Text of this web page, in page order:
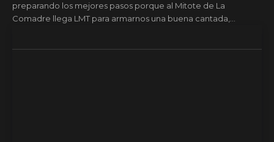
preparando los mejores pasos porque al Mitote de La
Comadre llega LMT para armarnos una buena cantada,...